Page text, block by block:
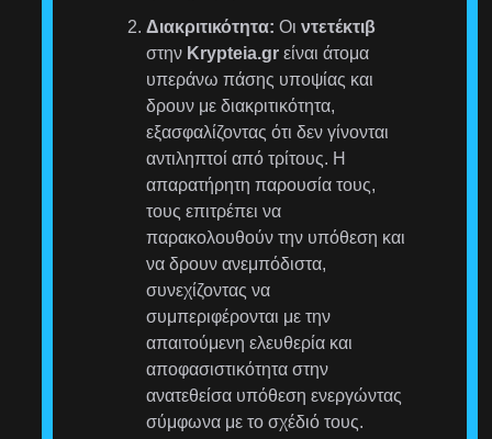
Διακριτικότητα: Οιντετέκτιβ
στην Krypteia.gr είναι άτομα
υπεράνω πάσης υποψίας και
δρουν με διακριτικότητα,
εξασφαλίζοντας ότι δεν γίνονται
αντιληπτοί από τρίτους. Η
απαρατήρητη παρουσία τους,
τους επιτρέπει να
παρακολουθούν την υπόθεση και
να δρουν ανεμπόδιστα,
συνεχίζοντας να
συμπεριφέρονται με την
απαιτούμενη ελευθερία και
αποφασιστικότητα στην
ανατεθείσα υπόθεση ενεργώντας
σύμφωνα με το σχέδιό τους.